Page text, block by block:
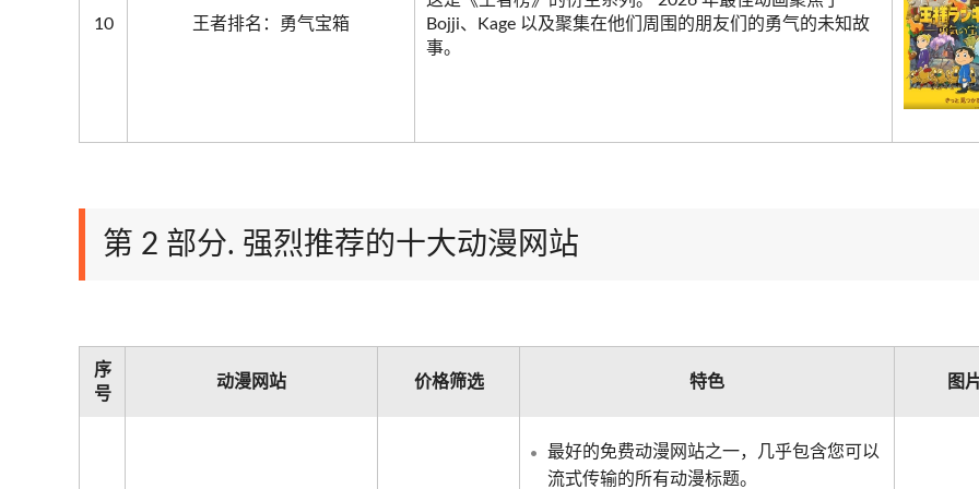
10 王者排名：勇气宝箱
Bojji、Kage 以及聚集在他们周围的朋友们的勇气的未知故
事。
第 2 部分. 强烈推荐的十大动漫网站
序
号
动漫网站 价格筛选 特色 图
最好的免费动漫网站之一，几乎包含您可以
流式传输的所有动漫标题。